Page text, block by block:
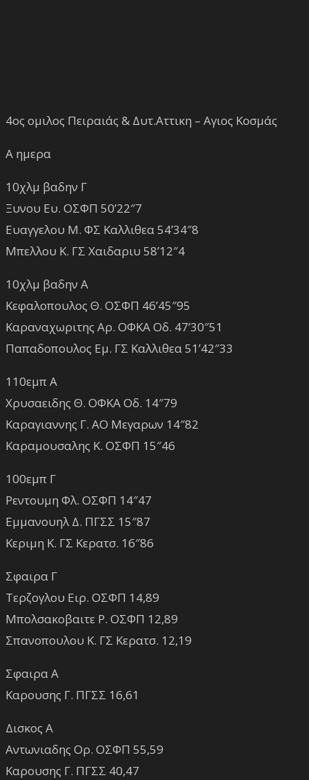
4ος ομιλος Πειραιάς & Δυτ.Αττικη – Αγιος Κοσμάς
Α ημερα
10χλμ βαδην Γ
Ξυνου Ευ. ΟΣΦΠ 50’22″7
Ευαγγελου Μ. ΦΣ Καλλιθεα 54’34″8
Μπελλου Κ. ΓΣ Χαιδαριυ 58’12″4
10χλμ βαδην Α
Κεφαλοπουλος Θ. ΟΣΦΠ 46’45″95
Καραναχωριτης Αρ. ΟΦΚΑ Οδ. 47’30″51
Παπαδοπουλος Εμ. ΓΣ Καλλιθεα 51’42″33
110εμπ Α
Χρυσαειδης Θ. ΟΦΚΑ Οδ. 14″79
Καραγιαννης Γ. ΑΟ Μεγαρων 14″82
Καραμουσαλης Κ. ΟΣΦΠ 15″46
100εμπ Γ
Ρεντουμη Φλ. ΟΣΦΠ 14″47
Εμμανουηλ Δ. ΠΓΣΣ 15″87
Κεριμη Κ. ΓΣ Κερατσ. 16″86
Σφαιρα Γ
Τερζογλου Ειρ. ΟΣΦΠ 14,89
Μπολσακοβαιτε Ρ. ΟΣΦΠ 12,89
Σπανοπουλου Κ. ΓΣ Κερατσ. 12,19
Σφαιρα Α
Καρουσης Γ. ΠΓΣΣ 16,61
Δισκος Α
Αντωνιαδης Ορ. ΟΣΦΠ 55,59
Καρουσης Γ. ΠΓΣΣ 40,47